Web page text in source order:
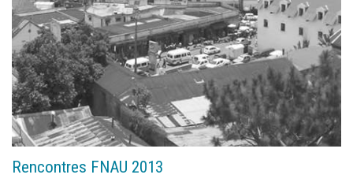
Rencontres FNAU 2013